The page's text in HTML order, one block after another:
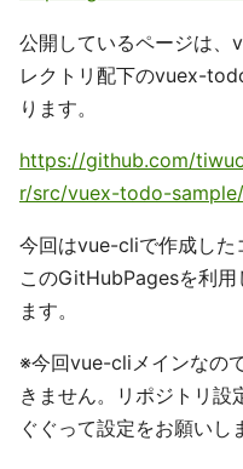
公開しているページは
レクトリ配下のvuex-
ります。
https://github.com/
r/src/vuex-todo-
今回はvue-cliで作成した
このGitHubPagesを利用
ます。
※今回vue-cliメインなの
きません。リポジトリ設
ぐぐって設定をお願いし